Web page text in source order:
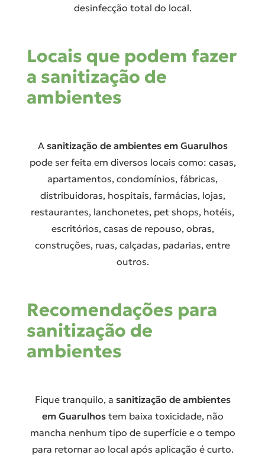
desinfecção total do local.
Locais que podem fazer
a sanitização de
ambientes
A sanitização de ambientes em Guarulhos
pode ser feita em diversos locais como: casas,
apartamentos, condomínios, fábricas,
distribuidoras, hospitais, farmácias, lojas,
restaurantes, lanchonetes, pet shops, hotéis,
escritórios, casas de repouso, obras,
construções, ruas, calçadas, padarias, entre
outros.
Recomendações para
sanitização de
ambientes
Fique tranquilo, a sanitização de ambientes
em Guarulhostem baixa toxicidade, não
mancha nenhum tipo de superfície e o tempo
para retornar ao local após aplicação é curto.